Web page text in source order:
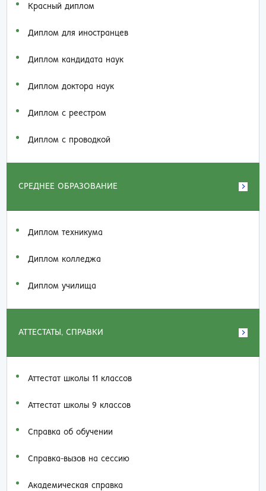
Красный диплом
Диплом для иностранцев
Диплом кандидата наук
Диплом доктора наук
Диплом с реестром
Диплом с проводкой
СРЕДНЕЕ ОБРАЗОВАНИЕ
Диплом техникума
Диплом колледжа
Диплом училища
АТТЕСТАТЫ, СПРАВКИ
Аттестат школы 11 классов
Аттестат школы 9 классов
Справка об обучении
Справка-вызов на сессию
Академическая справка